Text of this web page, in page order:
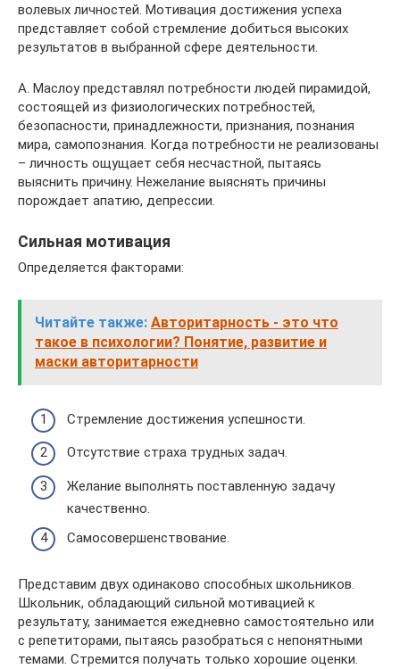
волевых личностей. Мотивация достижения успеха
представляет собой стремление добиться высоких
результатов в выбранной сфере деятельности.
А. Маслоу представлял потребности людей пирамидой,
состоящей из физиологических потребностей,
безопасности, принадлежности, признания, познания
мира, самопознания. Когда потребности не реализованы
– личность ощущает себя несчастной, пытаясь
выяснить причину. Нежелание выяснять причины
порождает апатию, депрессии.
Сильная мотивация
Определяется факторами:
Читайте также: Авторитарность - это что
такое в психологии? Понятие, развитие и
маски авторитарности
Стремление достижения успешности.
Отсутствие страха трудных задач.
Желание выполнять поставленную задачу
качественно.
Самосовершенствование.
Представим двух одинаково способных школьников.
Школьник, обладающий сильной мотивацией к
результату, занимается ежедневно самостоятельно или
с репетиторами, пытаясь разобраться с непонятными
темами. Стремится получать только хорошие оценки.